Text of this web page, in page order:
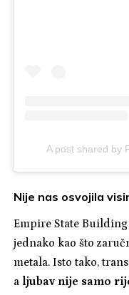
A post shared by
Nije nas osvojila
Empire State
jednako kao što
metala. Isto tako,
a ljubav nije samo